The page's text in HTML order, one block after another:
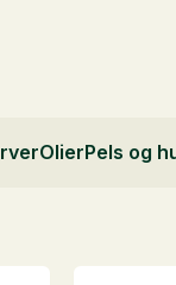
OlierPels og